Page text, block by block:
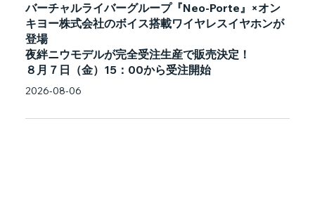
バーチャルライバーグループ『Neo-Porte』×オン
キヨー株式会社のボイス搭載ワイヤレスイヤホンが
登場
夜絆ニウモデルが完全受注生産で販売決定！
８月７日（金）15：00から受注開始
2026-08-06